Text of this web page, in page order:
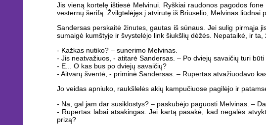
Jis vieną kortelę ištiesė Melvinui. Ryškiai raudonos pagodos
vesternų šerifą. Žvilgtelėjęs į atvirutę iš Briuselio, Melvinas liūdnai
Sandersas perskaitė žinutes, gautas iš sūnaus. Jei sulig pirmąja
sumaigė kumštyje ir švystelėjo link šiukšlių dėžės. Nepataikė, ir
- Kažkas nutiko? – sunerimo Melvinas.
- Jis neatvažiuos, - atitarė Sandersas. – Po dviejų savaičių turi
- E... O kas bus po dviejų savaičių?
- Aitvarų šventė, - priminė Sandersas. – Rupertas atvažiuodavo
Jo veidas apniuko, raukšlelės akių kampučiuose pagilėjo ir
- Na, gal jam dar susiklostys? – paskubėjo paguosti Melvinas. –
- Rupertas labai atsakingas. Jei kartą pasakė, kad negalės
prizą?